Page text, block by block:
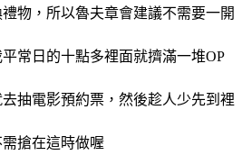
物，所以魯夫章會建議不需要一開
常日的十點多裡面就擠滿一堆OP
抽電影預約票，然後趁人少先到裡
需搶在這時做喔